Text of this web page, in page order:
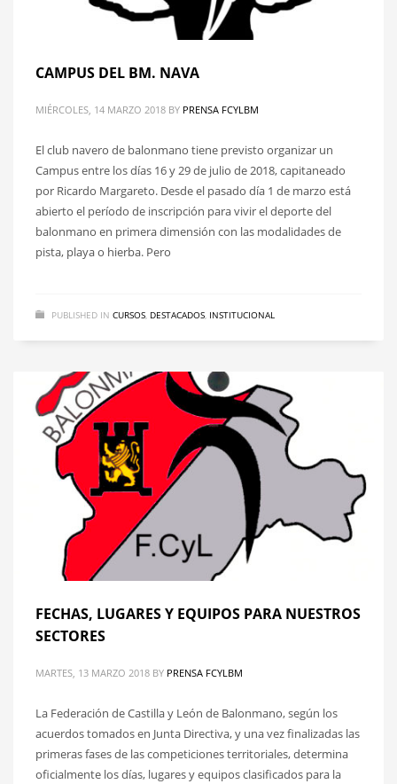
CAMPUS DEL BM. NAVA
MIÉRCOLES, 14 MARZO 2018 BY PRENSA FCYLBM
El club navero de balonmano tiene previsto organizar un
Campus entre los días 16 y 29 de julio de 2018, capitaneado
por Ricardo Margareto. Desde el pasado día 1 de marzo está
abierto el período de inscripción para vivir el deporte del
balonmano en primera dimensión con las modalidades de
pista, playa o hierba. Pero
PUBLISHED IN CURSOS DESTACADOS INSTITUCIONAL
FECHAS, LUGARES Y EQUIPOS PARA NUESTROS
SECTORES
MARTES, 13 MARZO 2018 BY PRENSA FCYLBM
La Federación de Castilla y León de Balonmano, según los
acuerdos tomados en Junta Directiva, y una vez finalizadas las
primeras fases de las competiciones territoriales, determina
oficialmente los días, lugares y equipos clasificados para la